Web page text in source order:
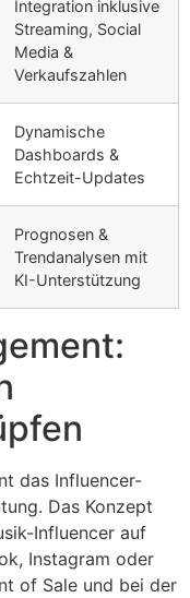
Integration inklusive
Streaming, Social
Media &
Verkaufszahlen
Dynamische
Dashboards &
Echtzeit-Updates
Prognosen &
Trendanalysen mit
KI-Unterstützung
das Influencer-
Das Konzept
Influencer auf
Instagram oder
of Sale und bei der